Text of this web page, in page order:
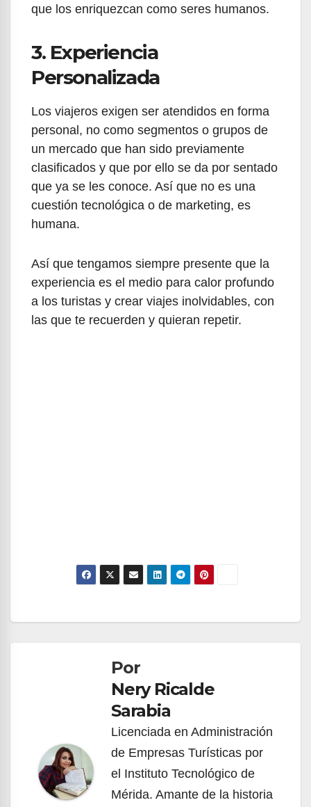
que los enriquezcan como seres humanos.
3. Experiencia
Personalizada
Los viajeros exigen ser atendidos en forma
personal, no como segmentos o grupos de
un mercado que han sido previamente
clasificados y que por ello se da por sentado
que ya se les conoce. Así que no es una
cuestión tecnológica o de marketing, es
humana.
Así que tengamos siempre presente que la
experiencia es el medio para calor profundo
a los turistas y crear viajes inolvidables, con
las que te recuerden y quieran repetir.
Navegación
entradasPor
Nery Ricalde
Sarabia
Licenciada en Administración
de Empresas Turísticas por
el Instituto Tecnológico de
Mérida. Amante de la historia